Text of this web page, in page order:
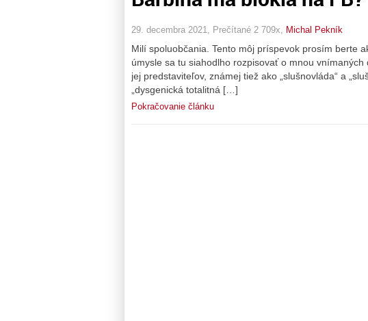
29. decembra 2021, Prečítané 2 709x, Michal Pekník
Milí spoluobčania. Tento môj príspevok prosím berte
úmysle sa tu siahodlho rozpisovať o mnou
jej predstaviteľov, známej tiež ako „slušnovláda“ a
„dysgenická totalitná […]
Pokračovanie článku